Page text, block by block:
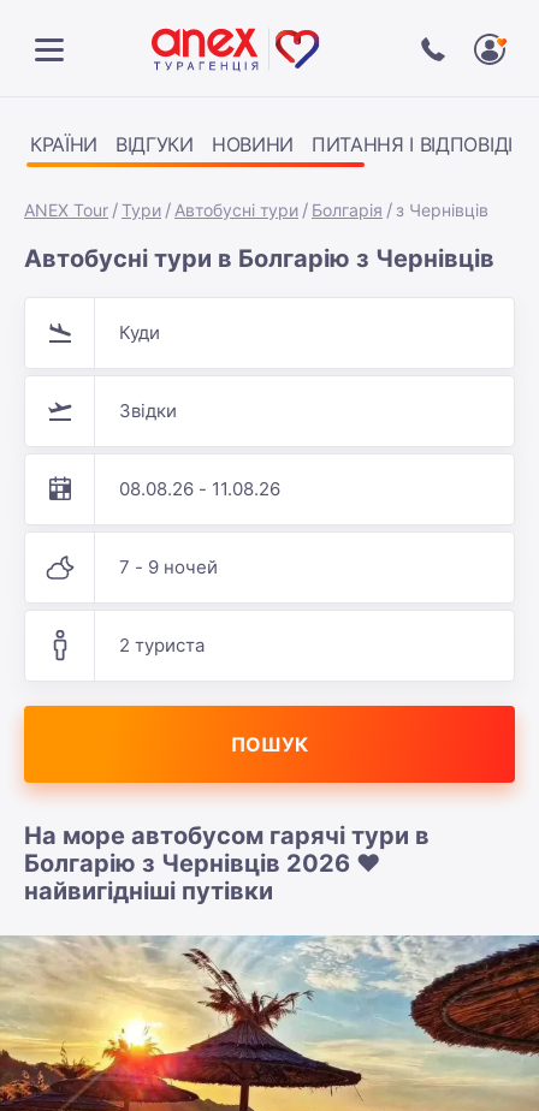
КРАЇНИ ВІДГУКИ НОВИНИ ПИТАННЯ І ВІДПОВІДІ
ANEX Tour Тури Автобусні тури Болгарія з Чернівців
Автобусні тури в Болгарію з Чернівців
Куди
Звідки
08.08.26 - 11.08.26
7 - 9 ночей
2 туриста
ПОШУК
На море автобусом гарячі тури в
Болгарію з Чернівців 2026 ❤️
найвигідніші путівки